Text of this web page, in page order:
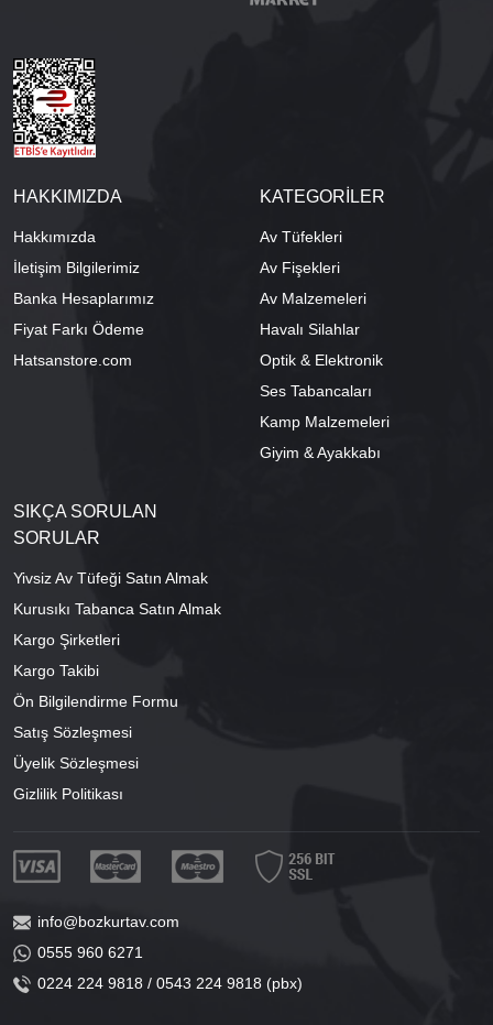
HAKKIMIZDA
Hakkımızda
İletişim Bilgilerimiz
Banka Hesaplarımız
Fiyat Farkı Ödeme
Hatsanstore.com
KATEGORİLER
Av Tüfekleri
Av Fişekleri
Av Malzemeleri
Havalı Silahlar
Optik & Elektronik
Ses Tabancaları
Kamp Malzemeleri
Giyim & Ayakkabı
SIKÇA SORULAN
SORULAR
Yivsiz Av Tüfeği Satın Almak
Kurusıkı Tabanca Satın Almak
Kargo Şirketleri
Kargo Takibi
Ön Bilgilendirme Formu
Satış Sözleşmesi
Üyelik Sözleşmesi
Gizlilik Politikası
info@bozkurtav.com
0555 960 6271
0224 224 9818 / 0543 224 9818 (pbx)